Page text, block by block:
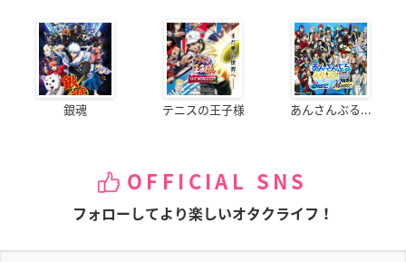
銀魂 テニスの王子様 あんさんぶる...
OFFICIAL SNS
フォローしてより楽しいオタクライフ！